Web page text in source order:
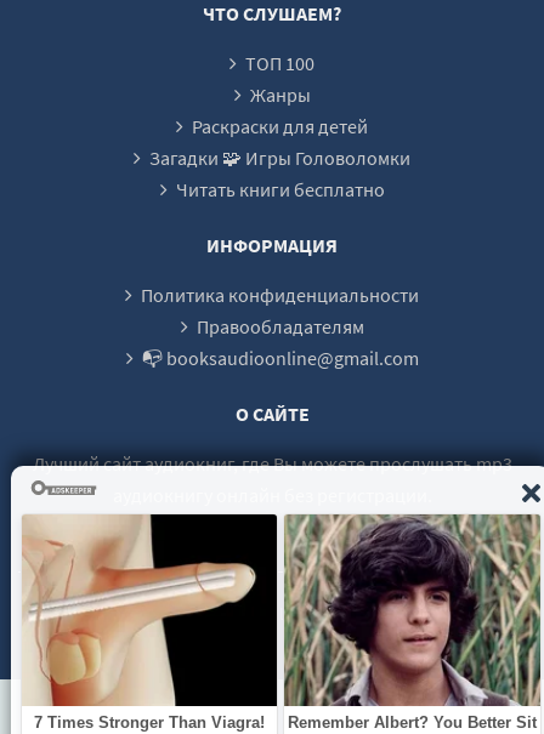
ЧТО СЛУШАЕМ?
ТОП 100
Жанры
Раскраски для детей
Загадки 🧩 Игры Головоломки
Читать книги бесплатно
ИНФОРМАЦИЯ
Политика конфиденциальности
Правообладателям
📭 booksaudioonline@gmail.com
О САЙТЕ
Лучший сайт аудиокниг, где Вы можете прослушать mp3
© 2021 - 2026 booksaudio-online.com Все права защищены.